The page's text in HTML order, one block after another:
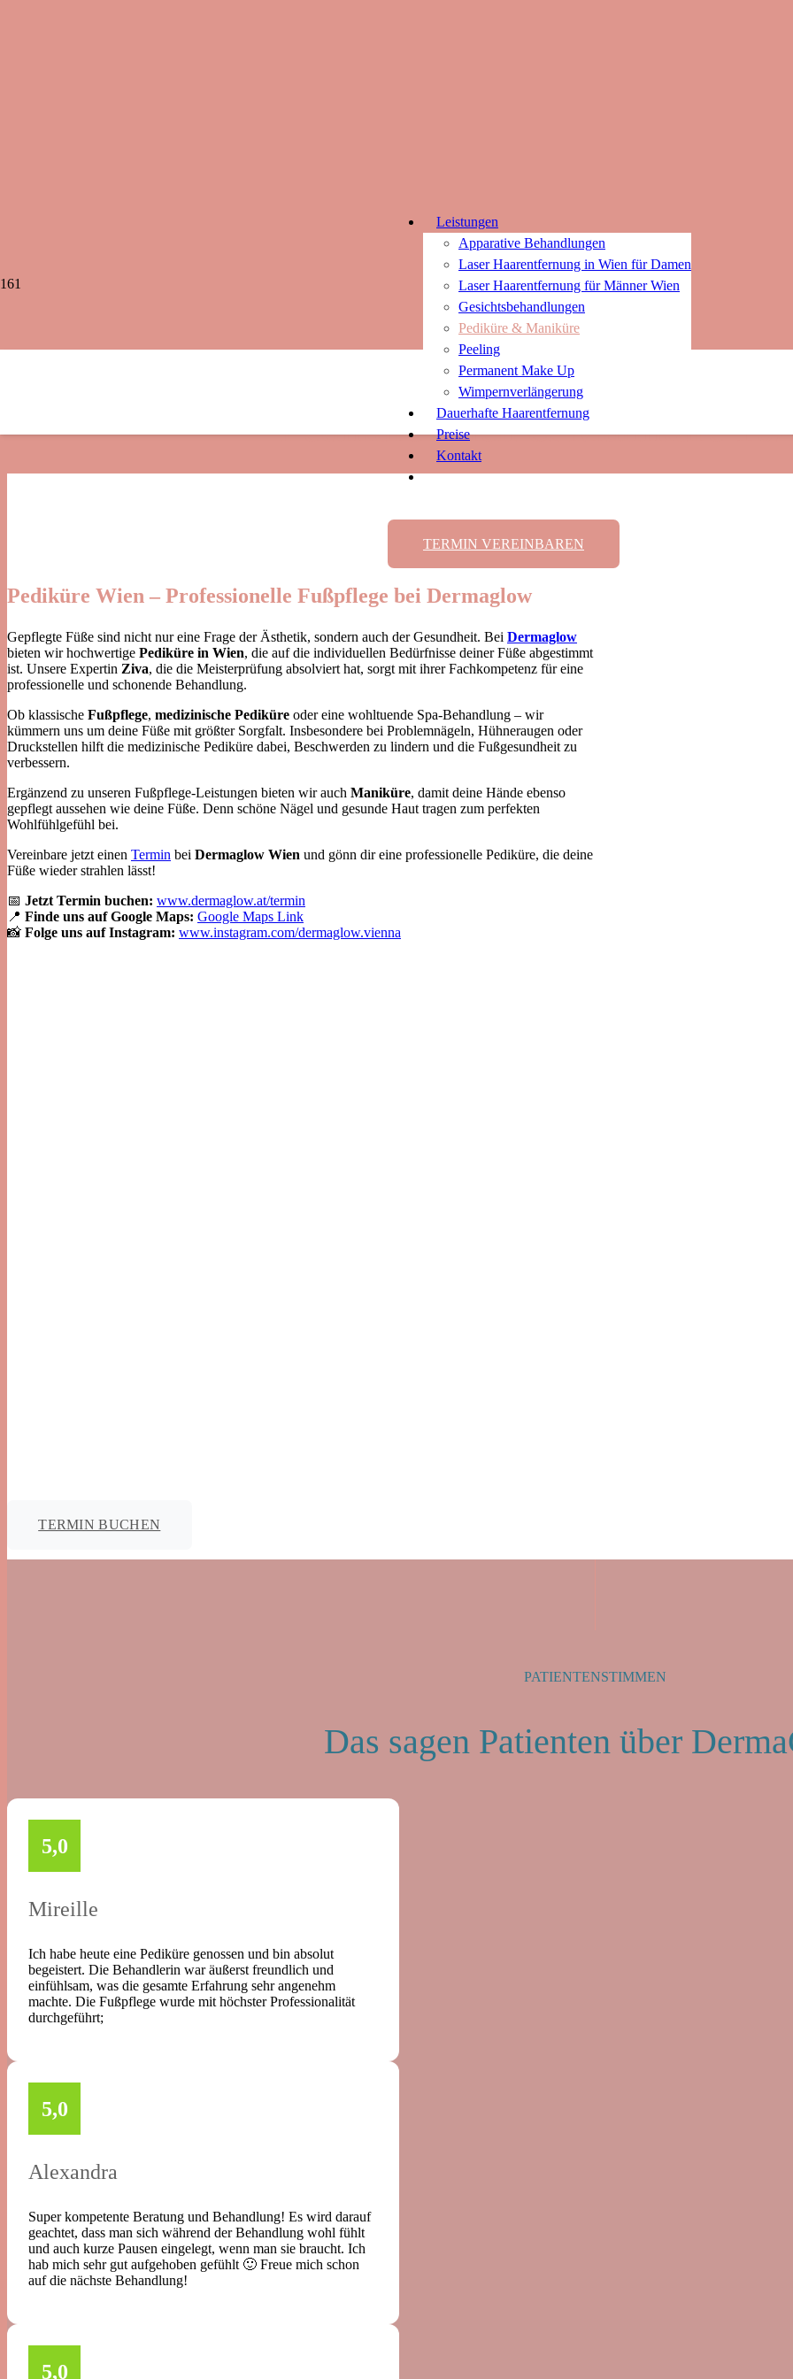
Leistungen
Apparative Behandlungen
Laser Haarentfernung in Wien für Damen
Laser Haarentfernung für Männer Wien
Gesichtsbehandlungen
Pediküre & Maniküre
Peeling
Permanent Make Up
Wimpernverlängerung
Dauerhafte Haarentfernung
Preise
Kontakt
TERMIN VEREINBAREN
Pediküre Wien & Maniküre
Pediküre Wien – Professionelle Fußpflege bei Dermaglow
Gepflegte Füße sind nicht nur eine Frage der Ästhetik, sondern auch der Gesundheit. Bei Dermaglow
bieten wir hochwertige Pediküre in Wien, die auf die individuellen Bedürfnisse deiner Füße abgestimmt
ist. Unsere Expertin Ziva, die die Meisterprüfung absolviert hat, sorgt mit ihrer Fachkompetenz für eine
professionelle und schonende Behandlung.
Ob klassische Fußpflege, medizinische Pediküre oder eine wohltuende Spa-Behandlung – wir
kümmern uns um deine Füße mit größter Sorgfalt. Insbesondere bei Problemnägeln, Hühneraugen oder
Druckstellen hilft die medizinische Pediküre dabei, Beschwerden zu lindern und die Fußgesundheit zu
verbessern.
Ergänzend zu unseren Fußpflege-Leistungen bieten wir auch Maniküre, damit deine Hände ebenso
gepflegt aussehen wie deine Füße. Denn schöne Nägel und gesunde Haut tragen zum perfekten
Wohlfühlgefühl bei.
Vereinbare jetzt einen Termin bei Dermaglow Wien und gönn dir eine professionelle Pediküre, die deine
Füße wieder strahlen lässt!
📅 Jetzt Termin buchen: www.dermaglow.at/termin
📍 Finde uns auf Google Maps: Google Maps Link
📸 Folge uns auf Instagram: www.instagram.com/dermaglow.vienna
TERMIN BUCHEN
PATIENTENSTIMMEN
Das sagen Patienten über
5,0
Mireille
Ich habe heute eine Pediküre genossen und bin absolut
begeistert. Die Behandlerin war äußerst freundlich und
einfühlsam, was die gesamte Erfahrung sehr angenehm
machte. Die Fußpflege wurde mit höchster Professionalität
durchgeführt;
5,0
Alexandra
Super kompetente Beratung und Behandlung! Es wird darauf
geachtet, dass man sich während der Behandlung wohl fühlt
und auch kurze Pausen eingelegt, wenn man sie braucht. Ich
hab mich sehr gut aufgehoben gefühlt 🙂 Freue mich schon
auf die nächste Behandlung!
5,0